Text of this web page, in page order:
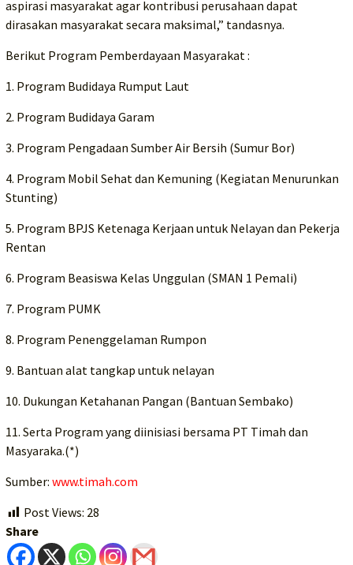
aspirasi masyarakat agar kontribusi perusahaan dapat
dirasakan masyarakat secara maksimal,” tandasnya.
Berikut Program Pemberdayaan Masyarakat :
1. Program Budidaya Rumput Laut
2. Program Budidaya Garam
3. Program Pengadaan Sumber Air Bersih (Sumur Bor)
4. Program Mobil Sehat dan Kemuning (Kegiatan Menurunkan
Stunting)
5. Program BPJS Ketenaga Kerjaan untuk Nelayan dan Pekerja
Rentan
6. Program Beasiswa Kelas Unggulan (SMAN 1 Pemali)
7. Program PUMK
8. Program Penenggelaman Rumpon
9. Bantuan alat tangkap untuk nelayan
10. Dukungan Ketahanan Pangan (Bantuan Sembako)
11. Serta Program yang diinisiasi bersama PT Timah dan
Masyaraka.(*)
Sumber: www.timah.com
Post Views: 28
Share